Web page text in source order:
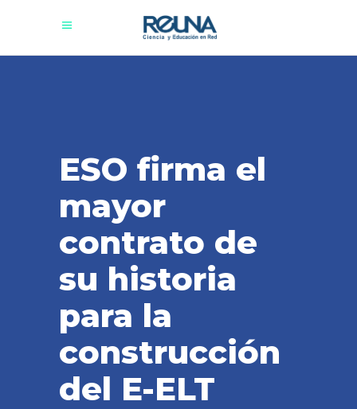
ESO firma el
mayor
contrato de
su historia
para la
construcción
del E-ELT